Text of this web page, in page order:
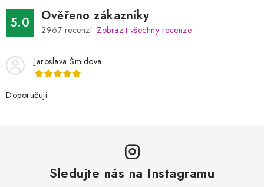
5.0 Ověřeno zákazníky
2967 recenzí. Zobrazit všechny recenze
Jaroslava Šmidova
Doporučuji
Sledujte nás na Instagramu